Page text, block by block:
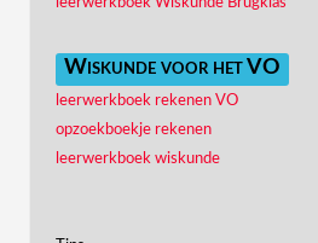
leerwerkboek Wiskunde Brugklas
Wiskunde voor het VO
leerwerkboek rekenen VO
opzoekboekje rekenen
leerwerkboek wiskunde